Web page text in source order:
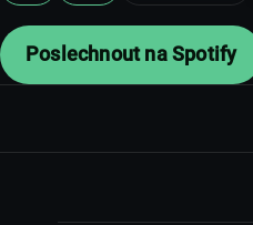
Poslechnout na Spotify